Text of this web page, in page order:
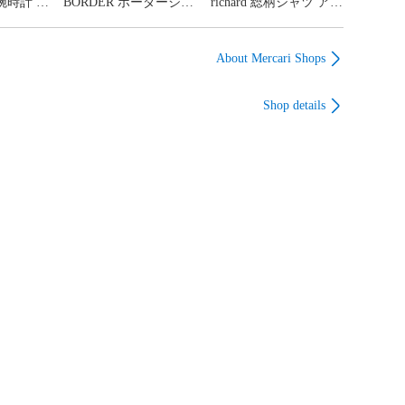
About Mercari Shops
Shop details